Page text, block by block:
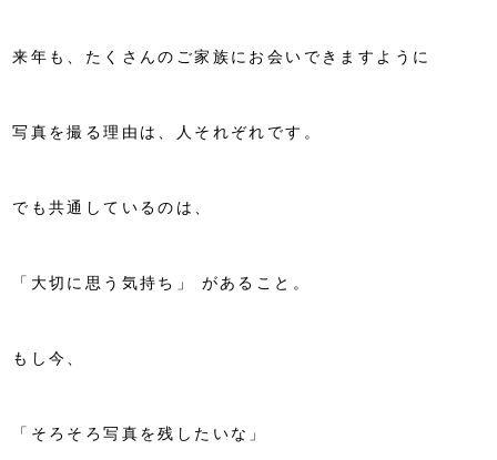
来年も、たくさんのご家族にお会いできますように
写真を撮る理由は、人それぞれです。
でも共通しているのは、
「大切に思う気持ち」 があること。
もし今、
「そろそろ写真を残したいな」